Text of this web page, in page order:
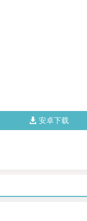
安卓下载